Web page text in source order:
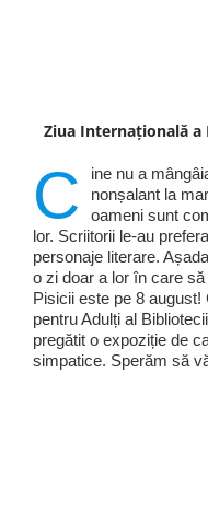
Ziua Internațională a
C
ine nu a
nonșalant la
oameni sunt
lor. Scriitorii le-au
personaje literare.
o zi doar a lor în care
Pisicii este pe 8
pentru Adulți al
pregătit o expoziție de
simpatice. Sperăm să